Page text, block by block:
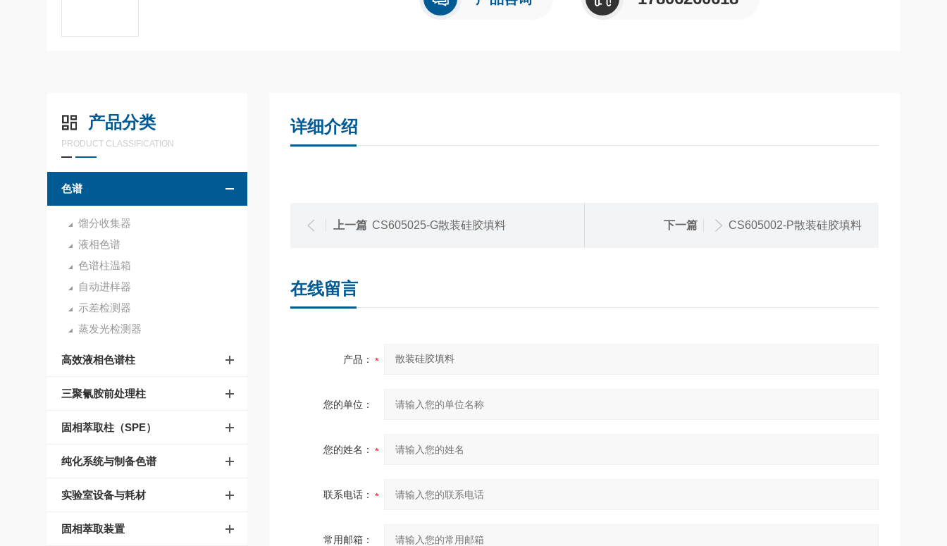
产品分类
PRODUCT CLASSIFICATION
色谱
馏分收集器
液相色谱
色谱柱温箱
自动进样器
示差检测器
蒸发光检测器
高效液相色谱柱
三聚氰胺前处理柱
固相萃取柱（SPE）
纯化系统与制备色谱
实验室设备与耗材
固相萃取装置
详细介绍
上一篇 CS605025-G散装硅胶填料 下一篇 CS605002-P散装硅胶填料
在线留言
产品：
您的单位：
您的姓名：
联系电话：
常用邮箱：